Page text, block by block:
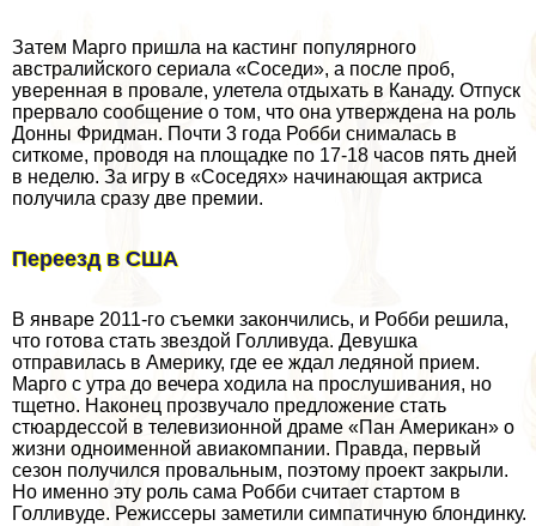
Затем Марго пришла на кастинг популярного
австралийского сериала «Соседи», а после проб,
уверенная в провале, улетела отдыхать в Канаду. Отпуск
прервало сообщение о том, что oна утверждена на роль
Донны Фридман. Почти 3 года Робби снималась в
ситкоме, проводя на площадке по 17-18 часов пять дней
в неделю. За игру в «Соседях» начинающая актриса
получила сразу две премии.
Переезд в США
В январе 2011-го съемки закончились, и Робби решила,
что готова стать звездой Голливуда. Девушка
отправилась в Америку, где ее ждал ледяной прием.
Марго с утра до вечера ходила на прослушивания, но
тщетно. Наконец прозвучало предложение стать
стюардессой в телевизионной драме «Пан Американ» о
жизни одноименной авиакомпании. Правда, первый
сезон получился провальным, поэтому проект закрыли.
Но именно эту роль сама Робби считает стартом в
Голливуде. Режиссеры заметили симпатичную блондинку.